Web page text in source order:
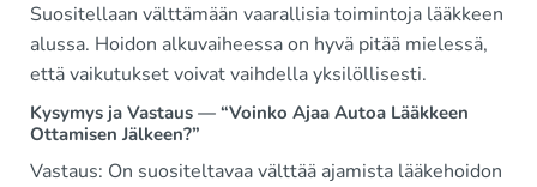
Suositellaan välttämään vaarallisia toimintoja lääkkeen
alussa. Hoidon alkuvaiheessa on hyvä pitää mielessä,
että vaikutukset voivat vaihdella yksilöllisesti.
Kysymys ja Vastaus — “Voinko Ajaa Autoa Lääkkeen
Ottamisen Jälkeen?”
Vastaus: On suositeltavaa välttää ajamista lääkehoidon